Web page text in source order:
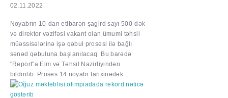
02.11.2022
Noyabrın 10-dan etibarən şagird sayı 500-dək
və direktor vəzifəsi vakant olan ümumi təhsil
müəssisələrinə işə qəbul prosesi ilə bağlı
sənəd qəbuluna başlanılacaq. Bu barədə
"Report"a Elm və Təhsil Nazirliyindən
bildirilib. Proses 14 noyabr tarixinədək...